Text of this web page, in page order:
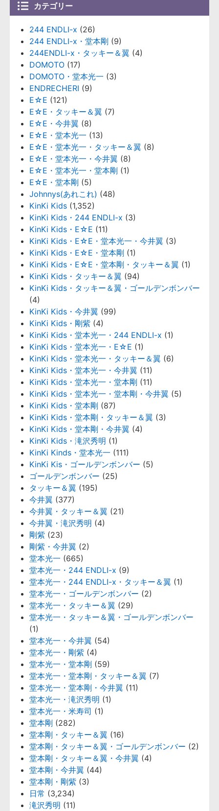
カテゴリー
244 ENDLI-x (26)
244 ENDLI-x・堂本剛 (9)
244ENDLI-x・タッキー＆翼 (4)
DOMOTO (17)
DOMOTO・堂本光一 (3)
ENDRECHERI (9)
E☆E (121)
E☆E・タッキー＆翼 (7)
E☆E・今井翼 (8)
E☆E・堂本光一 (13)
E☆E・堂本光一・タッキー＆翼 (8)
E☆E・堂本光一・今井翼 (8)
E☆E・堂本光一・堂本剛 (1)
E☆E・堂本剛 (5)
Johnnys(あれこれ) (48)
KinKi Kids (1,352)
KinKi Kids・244 ENDLI-x (3)
KinKi Kids・E☆E (11)
KinKi Kids・E☆E・堂本光一・今井翼 (3)
KinKi Kids・E☆E・堂本剛 (1)
KinKi Kids・E☆E・堂本剛・タッキー＆翼 (1)
KinKi Kids・タッキー＆翼 (94)
KinKi Kids・タッキー＆翼・ゴールデンボンバー
(4)
KinKi Kids・今井翼 (99)
KinKi Kids・剛紫 (4)
KinKi Kids・堂本光一・244 ENDLI-x (1)
KinKi Kids・堂本光一・E☆E (1)
KinKi Kids・堂本光一・タッキー＆翼 (6)
KinKi Kids・堂本光一・今井翼 (11)
KinKi Kids・堂本光一・堂本剛 (11)
KinKi Kids・堂本光一・堂本剛・今井翼 (5)
KinKi Kids・堂本剛 (87)
KinKi Kids・堂本剛・タッキー＆翼 (3)
KinKi Kids・堂本剛・今井翼 (4)
KinKi Kids・滝沢秀明 (1)
KinKi Kinds・堂本光一 (111)
KinKi Kis・ゴールデンボンバー (5)
ゴールデンボンバー (25)
タッキー＆翼 (195)
今井翼 (377)
今井翼・タッキー＆翼 (21)
今井翼・滝沢秀明 (4)
剛紫 (23)
剛紫・今井翼 (2)
堂本光一 (665)
堂本光一・244 ENDLI-x (9)
堂本光一・244 ENDLI-x・タッキー＆翼 (1)
堂本光一・ゴールデンボンバー (2)
堂本光一・タッキー＆翼 (29)
堂本光一・タッキー＆翼・ゴールデンボンバー
(1)
堂本光一・今井翼 (54)
堂本光一・剛紫 (4)
堂本光一・堂本剛 (59)
堂本光一・堂本剛・タッキー＆翼 (7)
堂本光一・堂本剛・今井翼 (11)
堂本光一・滝沢秀明 (1)
堂本光一・米寿司 (1)
堂本剛 (282)
堂本剛・タッキー＆翼 (16)
堂本剛・タッキー＆翼・ゴールデンボンバー (2)
堂本剛・タッキー＆翼・今井翼 (4)
堂本剛・今井翼 (44)
堂本剛・剛紫 (3)
日常 (3,234)
滝沢秀明 (11)